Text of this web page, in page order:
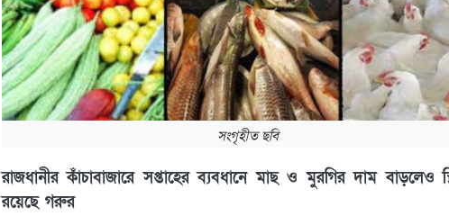
সংগৃহীত ছবি
রাজধানীর কাঁচাবাজারে সপ্তাহের ব্যবধানে মাছ ও মুরগির দাম বাড়লেও
রয়েছে গরুর